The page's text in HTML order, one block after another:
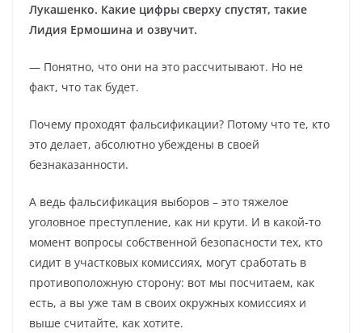
Лукашенко. Какие цифры сверху спустят, такие
Лидия Ермошина и озвучит.
— Понятно, что они на это рассчитывают. Но не
факт, что так будет.
Почему проходят фальсификации? Потому что те, кто
это делает, абсолютно убеждены в своей
безнаказанности.
А ведь фальсификация выборов – это тяжелое
уголовное преступление, как ни крути. И в какой-то
момент вопросы собственной безопасности тех, кто
сидит в участковых комиссиях, могут сработать в
противоположную сторону: вот мы посчитаем, как
есть, а вы уже там в своих окружных комиссиях и
выше считайте, как хотите.